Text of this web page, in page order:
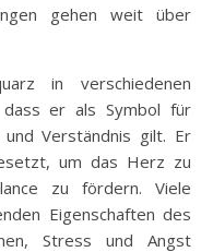
gehen weit über
in verschiedenen
er als Symbol für
Verständnis gilt. Er
um das Herz zu
zu fördern. Viele
Eigenschaften des
Stress und Angst